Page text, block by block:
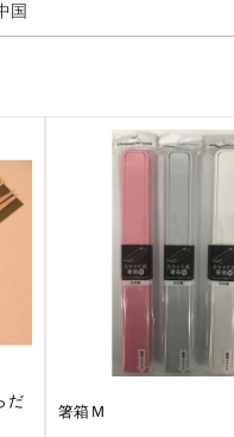
国
だ
箸箱Ｍ